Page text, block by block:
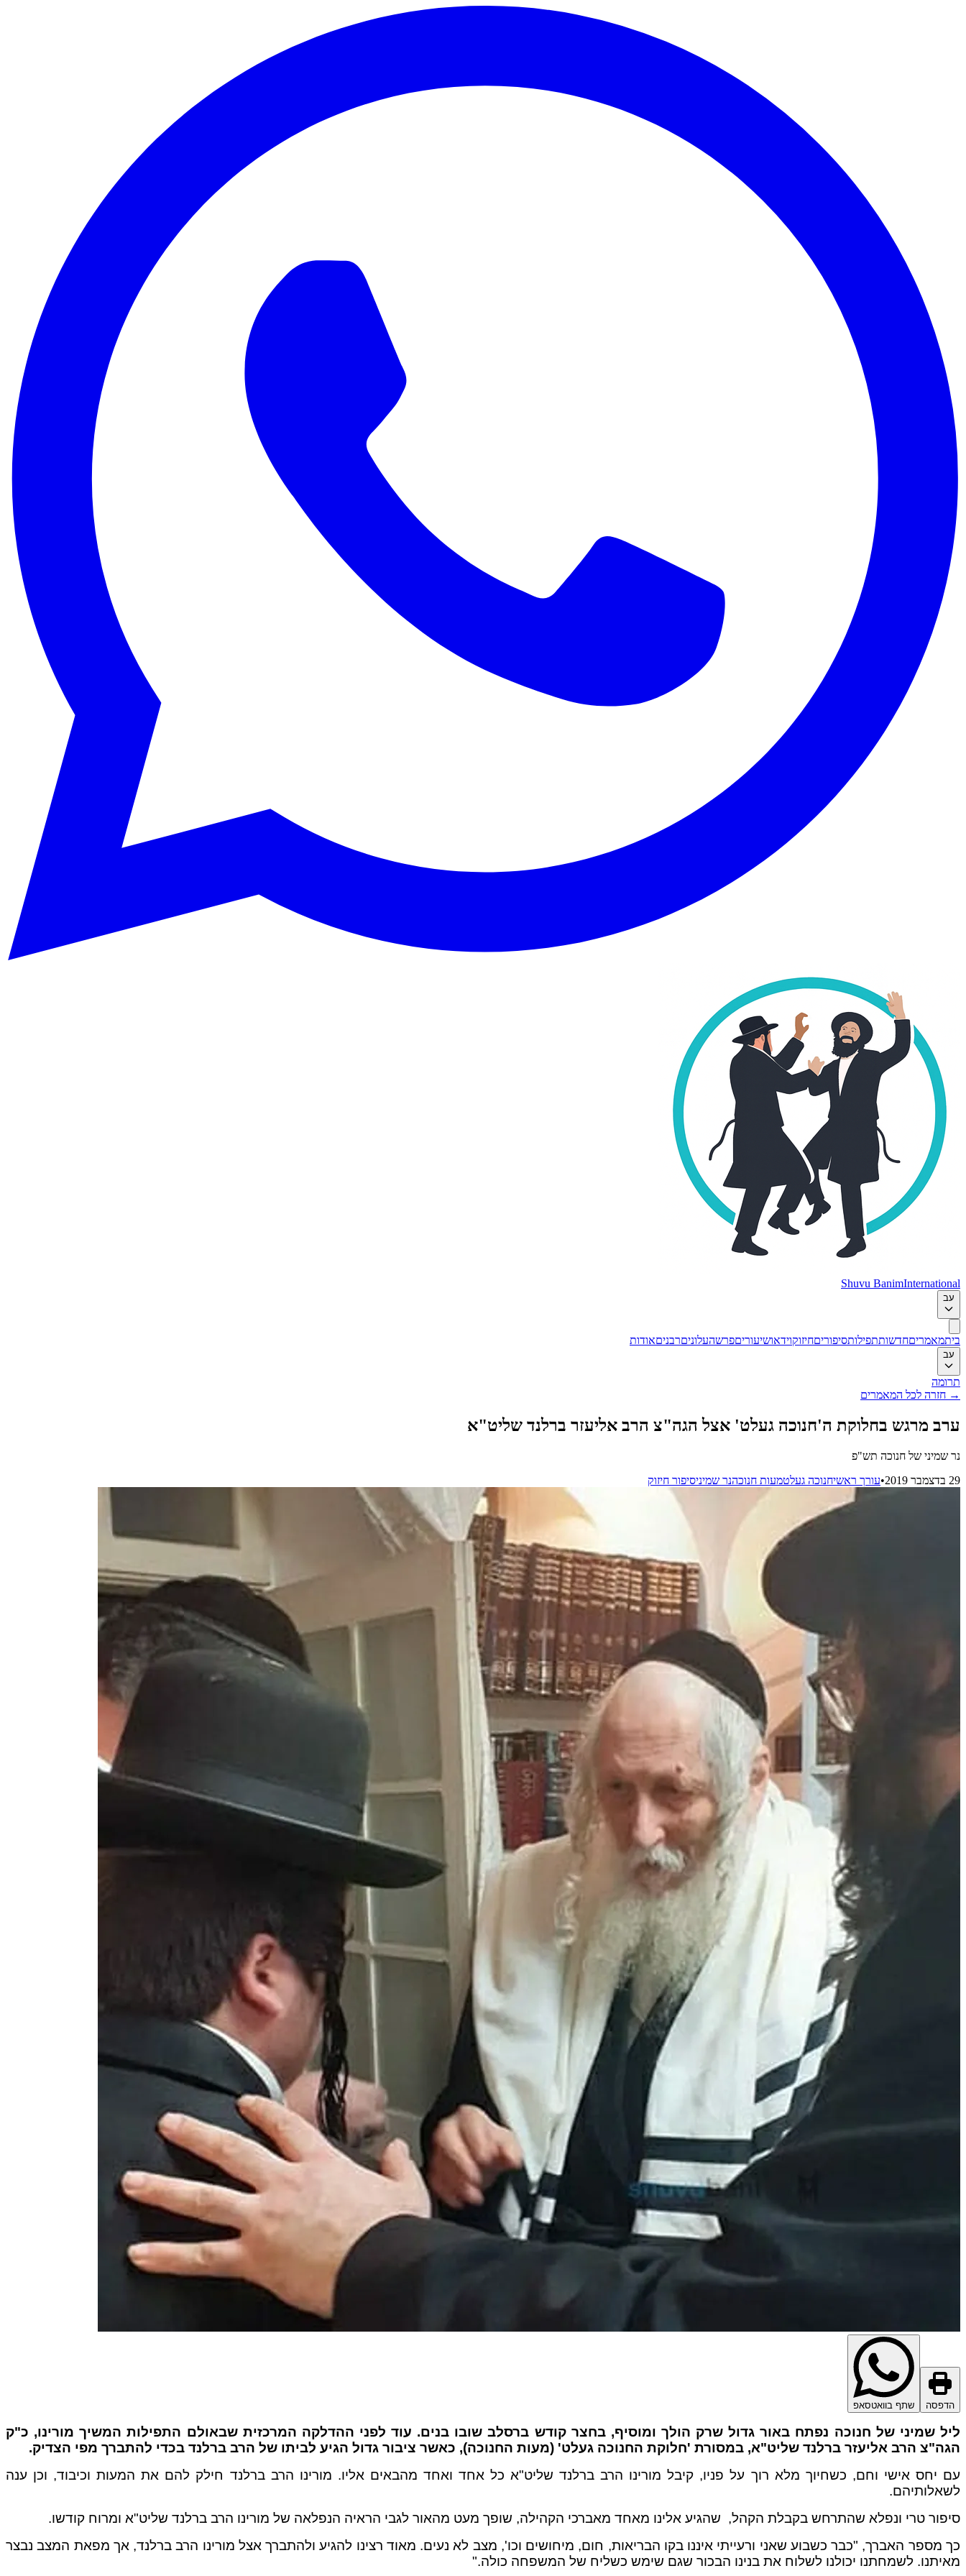
Shuvu BanimInternational
עב
ביתמאמריםחדשותתפילותסיפוריםחיזוקוידאושיעוריםפרשהעלוניםרבניםאודות
עב
תרומה
→ חזרה לכל המאמרים
ערב מרגש בחלוקת ה'חנוכה געלט' אצל הגה"צ הרב אליעזר ברלנד שליט"א
נר שמיני של חנוכה תש"פ
29 בדצמבר 2019
•עורך ראשיחנוכה געלטמעות חנוכהנר שמיניסיפור חיזוק
הדפסה שתף בוואטסאפ
ליל שמיני של חנוכה נפתח באור גדול שרק הולך ומוסיף, בחצר קודש ברסלב שובו בנים. עוד לפני ההדלקה המרכזית שבאולם התפילות המשיך מורינו, כ"ק
הגה"צ הרב אליעזר ברלנד שליט"א, במסורת 'חלוקת החנוכה געלט' (מעות החנוכה), כאשר ציבור גדול הגיע לביתו של הרב ברלנד בכדי להתברך מפי הצדיק.
עם יחס אישי וחם, כשחיוך מלא רוך על פניו, קיבל מורינו הרב ברלנד שליט"א כל אחד ואחד מהבאים אליו. מורינו הרב ברלנד חילק להם את המעות וכיבוד, וכן ענה
לשאלותיהם.
סיפור טרי ונפלא שהתרחש בקבלת הקהל, שהגיע אלינו מאחד מאברכי הקהילה, שופך מעט מהאור לגבי הראיה הנפלאה של מורינו הרב ברלנד שליט"א ומרוח קודשו.
כך מספר האברך, "כבר כשבוע שאני ורעייתי איננו בקו הבריאות, חום, מיחושים וכו', מצב לא נעים. מאוד רצינו להגיע ולהתברך אצל מורינו הרב ברלנד, אך מפאת המצב נבצר
מאיתנו. לשמחתנו יכולנו לשלוח את בנינו הבכור שגם שימש כשליח של המשפחה כולה."